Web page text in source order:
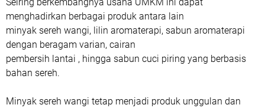
menghadirkan berbagai produk antara lain
minyak sereh wangi, lilin aromaterapi, sabun aromaterapi
dengan beragam varian, cairan
pembersih lantai , hingga sabun cuci piring yang berbasis
bahan sereh.
Minyak sereh wangi tetap menjadi produk unggulan dan